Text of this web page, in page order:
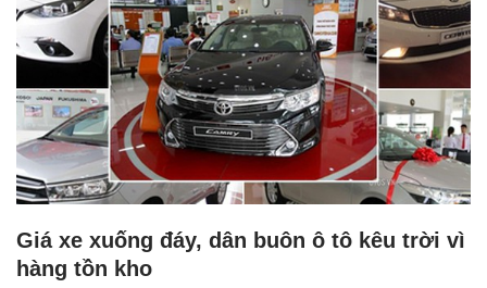
Giá xe xuống đáy, dân buôn ô tô kêu trời vì
hàng tồn kho